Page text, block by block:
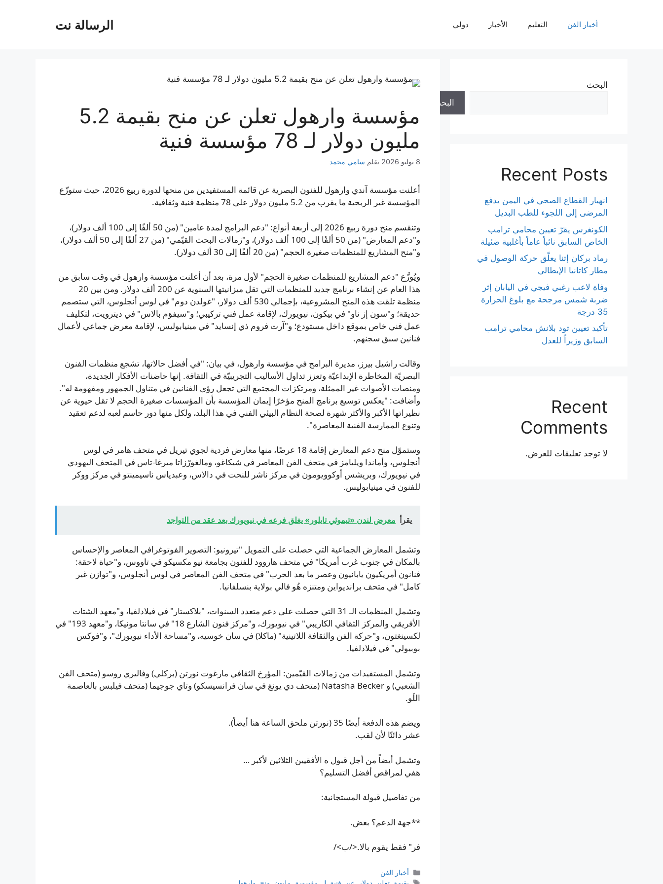
الرسالة نت أخبار الفن التعليم الأخبار دولي
مؤسسة وارهول تعلن عن منح بقيمة 5.2
مليون دولار لـ 78 مؤسسة فنية
8 يوليو 2026 بقلم سامي محمد
أعلنت مؤسسة آندي وارهول للفنون البصرية عن قائمة المستفيدين من منحها لدورة ربيع 2026، حيث ستوزّع
المؤسسة غير الربحية ما يقرب من 5.2 مليون دولار على 78 منظمة فنية وثقافية.
وتنقسم منح دورة ربيع 2026 إلى أربعة أنواع: "دعم البرامج لمدة عامين" (من 50 ألفًا إلى 100 ألف دولار)،
و"دعم المعارض" (من 50 ألفًا إلى 100 ألف دولار)، و"زمالات البحث القيّمي" (من 27 ألفًا إلى 50 ألف دولار)،
و"منح المشاريع للمنظمات صغيرة الحجم" (من 20 ألفًا إلى 30 ألف دولار).
ويُوزَّع "دعم المشاريع للمنظمات صغيرة الحجم" لأول مرة، بعد أن أعلنت مؤسسة وارهول في وقت سابق من
هذا العام عن إنشاء برنامج جديد للمنظمات التي تقل ميزانيتها السنوية عن 200 ألف دولار. ومن بين 20
منظمة تلقت هذه المنح المشروعية، بإجمالي 530 ألف دولار، "غولدن دوم" في لوس أنجلوس، التي ستصمم
حديقة؛ و"سون إز ناو" في بيكون، نيويورك، لإقامة عمل فني تركیبي؛ و"سيفوَم بالاس" في ديترويت، لتكليف
عمل فني خاص بموقع داخل مستودع؛ و"آرت فروم ذي إنسايد" في مينيابوليس، لإقامة معرض جماعي لأعمال
فنانين سبق سجنهم.
وقالت راشيل بيرز، مديرة البرامج في مؤسسة وارهول، في بيان: "في أفضل حالاتها، تشجع منظمات الفنون
البصريّة المخاطرة الإبداعيّة وتعزز تداول الأساليب التجريبيّة في الثقافة. إنها حاضنات الأفكار الجديدة،
ومنصات الأصوات غير الممثلة، ومرتكزات المجتمع التي تجعل رؤى الفنانين في متناول الجمهور ومفهومة له".
وأضافت: "يعكس توسيع برنامج المنح مؤخرًا إيمان المؤسسة بأن المؤسسات صغيرة الحجم لا تقل حيوية عن
نظيراتها الأكبر والأكثر شهرة لصحة النظام البيئي الفني في هذا البلد، ولكل منها دور حاسم لعبه لدعم تعقيد
وتنوع الممارسة الفنية المعاصرة".
وستموّل منح دعم المعارض إقامة 18 عرضًا، منها معارض فردية لجوي تيريل في متحف هامر في لوس
أنجلوس، وأماندا ويليامز في متحف الفن المعاصر في شيكاغو، ومالغورْزاتا ميرغا-تاس في المتحف اليهودي
في نيويورك، وبريشس أوكوويومون في مركز ناشر للنحت في دالاس، وعبدياس ناسيمينتو في مركز ووكر
للفنون في مينيابوليس.
يقرأ معرض لندن «تيموثي تايلور» يغلق فرعه في نيويورك بعد عقد من التواجد
وتشمل المعارض الجماعية التي حصلت على التمويل "تيرونيو: التصوير الفوتوغرافي المعاصر والإحساس
بالمكان في جنوب غرب أمريكا" في متحف هاروود للفنون بجامعة نيو مكسيكو في تاووس، و"حياة لاحقة:
فنانون أمريكيون يابانيون وعصر ما بعد الحرب" في متحف الفن المعاصر في لوس أنجلوس، و"توازن غير
كامل" في متحف برانديواين ومتنزه هُو فالي بولاية بنسلفانيا.
وتشمل المنظمات الـ 31 التي حصلت على دعم متعدد السنوات، "بلاكستار" في فيلادلفيا، و"معهد الشتات
الأفريقي والمركز الثقافي الكاريبي" في نيويورك، و"مركز فنون الشارع 18" في سانتا مونيكا، و"معهد 193" في
لكسينغتون، و"حركة الفن والثقافة اللاتينية" (ماكلا) في سان خوسيه، و"مساحة الأداء نيويورك"، و"فوكس
بوبيولي" في فيلادلفيا.
وتشمل المستفيدات من زمالات القيّمين: المؤرخ الثقافي مارغوت نورتن (بركلي) وفاليري روسو (متحف الفن
الشعبي) و Natasha Becker (متحف دي يونغ في سان فرانسيسكو) وتاي جوجیما (متحف فيلبس بالعاصمة
الڵو.
ويضم هذه الدفعة أيضًا 35 (نورتن ملحق الساعة هنا أيضاً).
عشر دائنًا لأن لقب.
وتشمل أيضاً من أجل قبول ه الأفقيين الثلاثين لأكبر …
هفي لمراقص أفضل التسليم؟
من تفاصيل قبولة المستجانية:
**جهة الدعم؟ بعض.
فر" فقط يقوم بالا.</ب>/
التصنيفات
أخبار الفن
البحث
البحث
Recent Posts
انهيار القطاع الصحي في اليمن يدفع
المرضى إلى اللجوء للطب البديل
الكونغرس يقرّ تعيين محامي ترامب
الخاص السابق نائباً عاماً بأغلبية ضئيلة
رماد بركان إتنا يعلّق حركة الوصول في
مطار كاتانيا الإيطالي
وفاة لاعب رغبي فيجي في اليابان إثر
ضربة شمس مرجحة مع بلوغ الحرارة
35 درجة
تأكيد تعيين تود بلانش محامي ترامب
السابق وزيراً للعدل
Recent
Comments
لا توجد تعليقات للعرض.